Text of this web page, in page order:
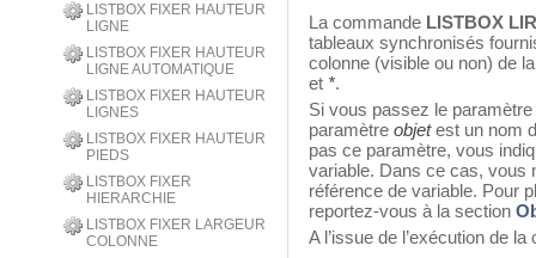
LISTBOX FIXER HAUTEUR
LIGNE
LISTBOX FIXER HAUTEUR
LIGNE AUTOMATIQUE
LISTBOX FIXER HAUTEUR
LIGNES
LISTBOX FIXER HAUTEUR
PIEDS
LISTBOX FIXER
HIERARCHIE
LISTBOX FIXER LARGEUR
COLONNE
La commande LISTBOX
tableaux synchronisés
colonne (visible ou non) de
et *.
Si vous passez le
paramètre objetest un nom
pas ce paramètre, vous
variable. Dans ce cas, vous
référence de variable. Pour
reportez-vous à la section
A l’issue de l’exécution de